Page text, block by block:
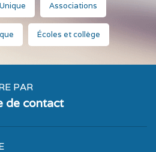
Associations
Écoles et collège
PAR
de contact